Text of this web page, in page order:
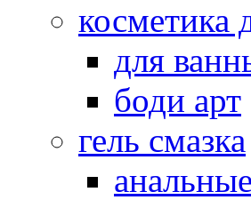
косметика
для
боди арт
гель смазка
анальные